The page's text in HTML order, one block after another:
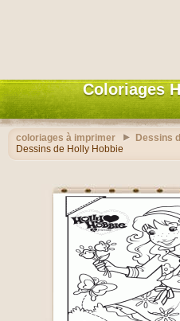
Coloriages
coloriages à imprimer
Dessins
Dessins de Holly Hobbie